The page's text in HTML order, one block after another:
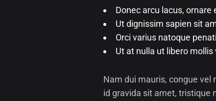
Donec arcu lacus,
Ut dignissim sapien sit
Orci varius natoque
Ut at nulla ut libero
Nam dui mauris, congue
id gravida sit amet, tristique